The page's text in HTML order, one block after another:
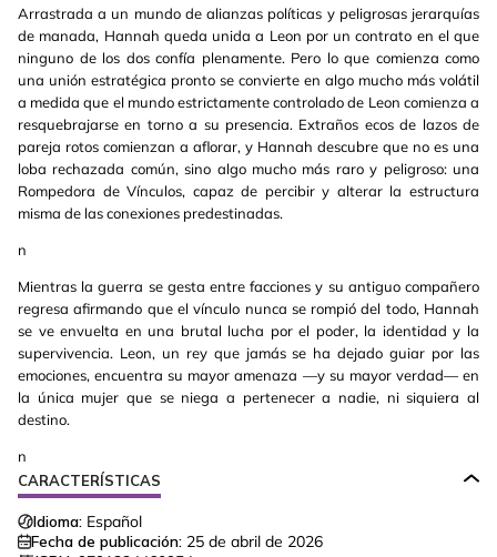
Arrastrada a un mundo de alianzas políticas y peligrosas jerarquías
de manada, Hannah queda unida a Leon por un contrato en el que
ninguno de los dos confía plenamente. Pero lo que comienza como
una unión estratégica pronto se convierte en algo mucho más volátil
a medida que el mundo estrictamente controlado de Leon comienza a
resquebrajarse en torno a su presencia. Extraños ecos de lazos de
pareja rotos comienzan a aflorar, y Hannah descubre que no es una
loba rechazada común, sino algo mucho más raro y peligroso: una
Rompedora de Vínculos, capaz de percibir y alterar la estructura
misma de las conexiones predestinadas.
n
Mientras la guerra se gesta entre facciones y su antiguo compañero
regresa afirmando que el vínculo nunca se rompió del todo, Hannah
se ve envuelta en una brutal lucha por el poder, la identidad y la
supervivencia. Leon, un rey que jamás se ha dejado guiar por las
emociones, encuentra su mayor amenaza —y su mayor verdad— en
la única mujer que se niega a pertenecer a nadie, ni siquiera al
destino.
n
CARACTERÍSTICAS
Idioma: Español
Fecha de publicación: 25 de abril de 2026